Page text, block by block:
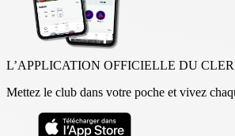
L’APPLICATION OFFICIELLE DU
Mettez le club dans votre poche et vivez